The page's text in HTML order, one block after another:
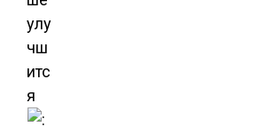
улу
чш
итс
я